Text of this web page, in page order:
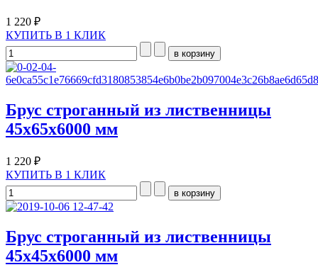
1 220 ₽
КУПИТЬ В 1 КЛИК
Брус строганный из лиственницы
45х65х6000 мм
1 220 ₽
КУПИТЬ В 1 КЛИК
Брус строганный из лиственницы
45х45х6000 мм